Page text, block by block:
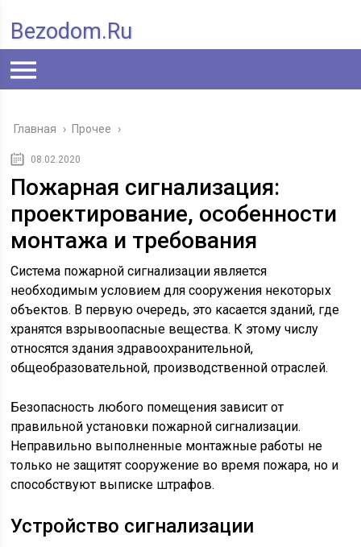
Bezodom.ru
Главная › Прочее ›
08.02.2020
Пожарная сигнализация:
проектирование, особенности
монтажа и требования
Система пожарной сигнализации является
необходимым условием для сооружения некоторых
объектов. В первую очередь, это касается зданий, где
хранятся взрывоопасные вещества. К этому числу
относятся здания здравоохранительной,
общеобразовательной, производственной отраслей.
Безопасность любого помещения зависит от
правильной установки пожарной сигнализации.
Неправильно выполненные монтажные работы не
только не защитят сооружение во время пожара, но и
способствуют выписке штрафов.
Устройство сигнализации